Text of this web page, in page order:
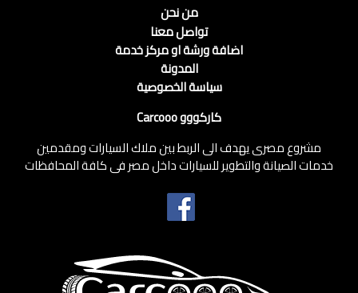
من نحن
تواصل معنا
اضافة ورشة او مركز خدمة
المدونة
سياسة الخصوصية
كاركووو Carcooo
مشروع مصرى يهدف الى الربط بين ملاك السيارات ومقدمين
خدمات الصيانة والتطوير للسيارات داخل مصر فى كافة المحافظات